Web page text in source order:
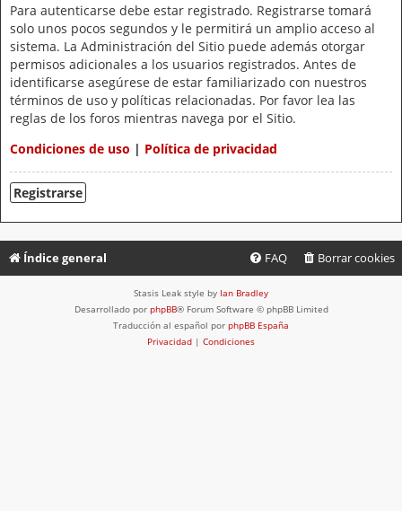
Para autenticarse debe estar registrado. Registrarse tomará
solo unos pocos segundos y le permitirá un amplio acceso al
sistema. La Administración del Sitio puede además otorgar
permisos adicionales a los usuarios registrados. Antes de
identificarse asegúrese de estar familiarizado con nuestros
términos de uso y políticas relacionadas. Por favor lea las
reglas de los foros mientras navega por el Sitio.
Condiciones de uso | Política de privacidad
Registrarse
Índice general Borrar cookies
FAQ
Stasis Leak style by Ian Bradley
Desarrollado por phpBB® Forum Software © phpBB Limited
Traducción al español por phpBB España
Privacidad | Condiciones